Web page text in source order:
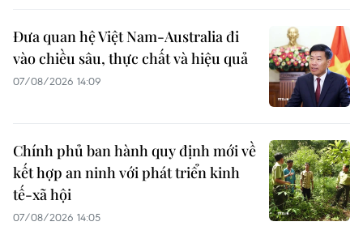
Đưa quan hệ Việt Nam-Australia đi
vào chiều sâu, thực chất và hiệu quả
07/08/2026 14:09
Chính phủ ban hành quy định mới về
kết hợp an ninh với phát triển kinh
tế-xã hội
07/08/2026 14:05